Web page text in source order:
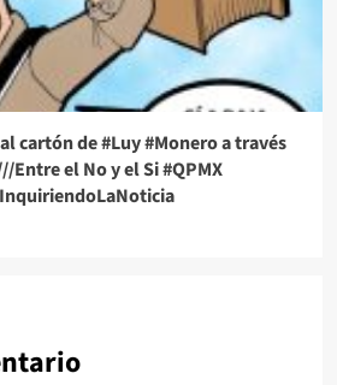
cartón de #Luy #Monero a través
el No y el Si #QPMX